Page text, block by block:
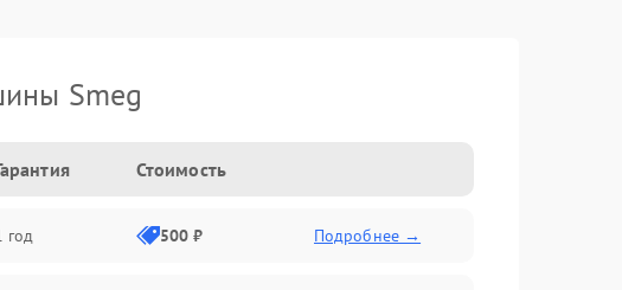
Smeg
Стоимость
год 500 ₽ Подробнее →